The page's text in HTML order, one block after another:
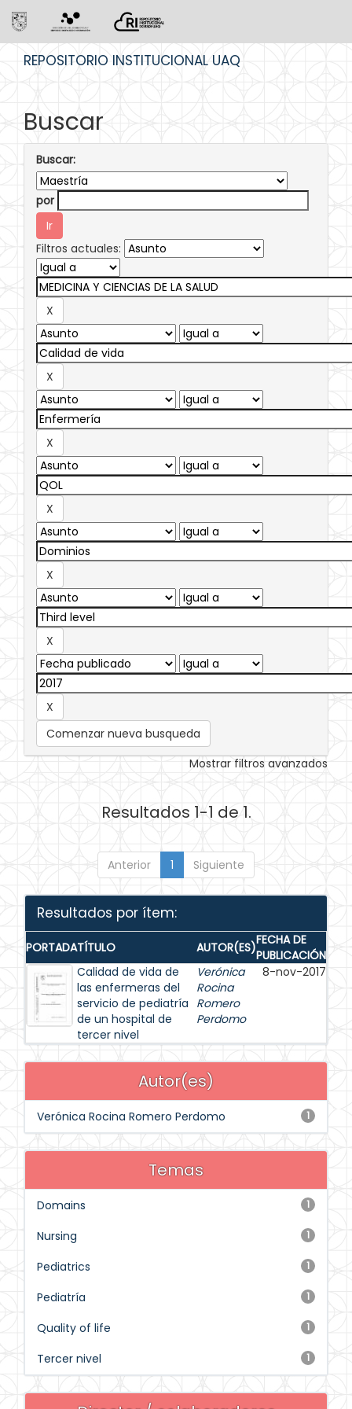
REPOSITORIO INSTITUCIONAL UAQ
Buscar
Buscar:
por
Filtros actuales:
Comenzar nueva busqueda
Mostrar filtros avanzados
Resultados 1-1 de 1.
Anterior 1 Siguiente
Resultados por ítem:
PORTADATÍTULO AUTOR(ES)FECHA DE
PUBLICACIÓN
Calidad de vida de
las enfermeras del
servicio de pediatría
de un hospital de
tercer nivel
Verónica
Rocina
Romero
Perdomo
8-nov-2017
Autor(es)
1
Verónica Rocina Romero Perdomo
Temas
1
Domains
1
Nursing
1
Pediatrics
1
Pediatría
1
Quality of life
1
Tercer nivel